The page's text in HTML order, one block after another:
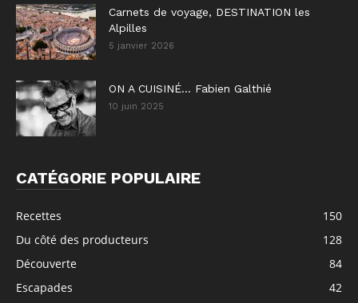
Carnets de voyage, DESTINATION les
Alpilles
5 janvier 2026
ON A CUISINÉ… Fabien Galthié
10 juin 2025
CATÉGORIE POPULAIRE
Recettes
150
Du côté des producteurs
128
Découverte
84
Escapades
42